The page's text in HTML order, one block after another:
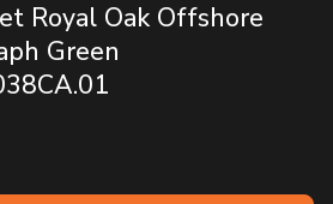
Royal Oak Offshore
Green